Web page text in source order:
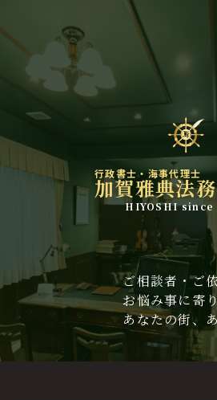
行政書士・海事代理士
加賀雅典法
HIYOSHI since
ご相談者・ご
お悩み事に寄
あなたの街、